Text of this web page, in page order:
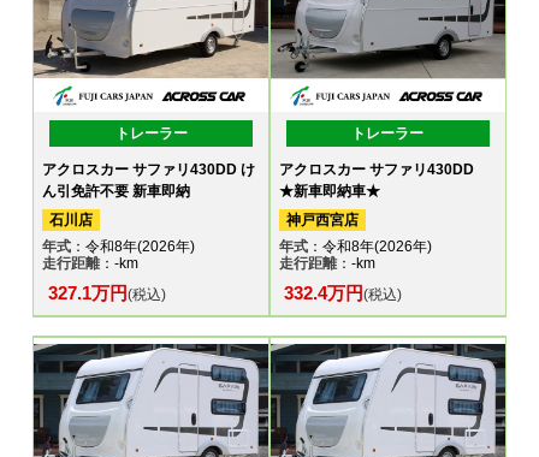
トレーラー
アクロスカー サファリ430DD け
ん引免許不要 新車即納
石川店
年式 ：令和8年(2026年)
走行距離：-km
327.1万円(税込)
トレーラー
アクロスカー サファリ430DD
★新車即納車★
神戸西宮店
年式：令和8年(2026年)
走行距離：-km
332.4万円(税込)